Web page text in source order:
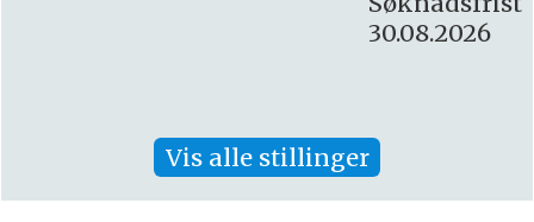
Vis alle stillinger